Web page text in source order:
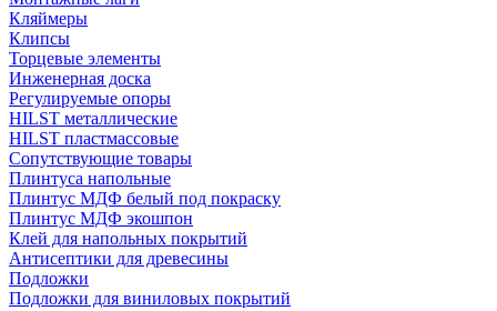
Кляймеры
Клипсы
Торцевые элементы
Инженерная доска
Регулируемые опоры
HILST металлические
HILST пластмассовые
Сопутствующие товары
Плинтуса напольные
Плинтус МДФ белый под покраску
Плинтус МДФ экошпон
Клей для напольных покрытий
Антисептики для древесины
Подложки
Подложки для виниловых покрытий